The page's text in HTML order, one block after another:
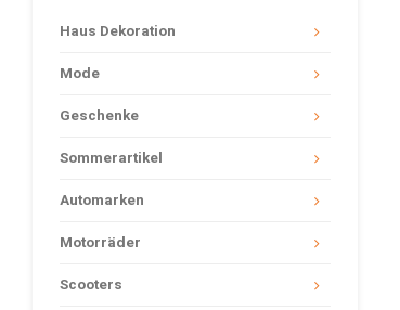
Haus Dekoration
Mode
Geschenke
Sommerartikel
Automarken
Motorräder
Scooters